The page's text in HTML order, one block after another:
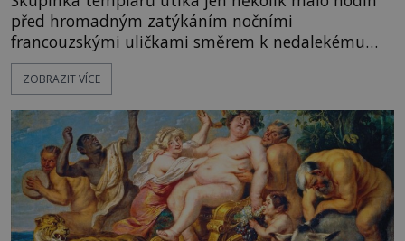
před hromadným zatýkáním nočními
francouzskými uličkami směrem k nedalekému
přístavu. Jeden z nich má přes ramena ranec s
tajemným obsahem. Kapitán lodi už na ně čeká.
vyplouváme,“ sdělí jim. „Kam máme namířeno,
kapitáne?“ zeptá se ho jeden z templářů. „Do Sk
ZOBRAZIT VÍCE